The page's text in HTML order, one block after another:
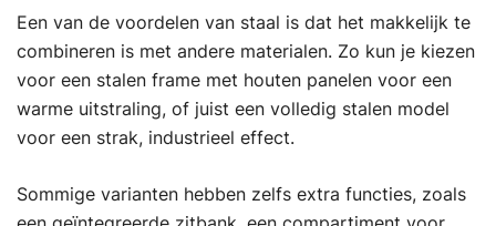
Een van de voordelen van staal is dat het makkelijk te
combineren is met andere materialen. Zo kun je kiezen
voor een stalen frame met houten panelen voor een
warme uitstraling, of juist een volledig stalen model
voor een strak, industrieel effect.
Sommige varianten hebben zelfs extra functies, zoals